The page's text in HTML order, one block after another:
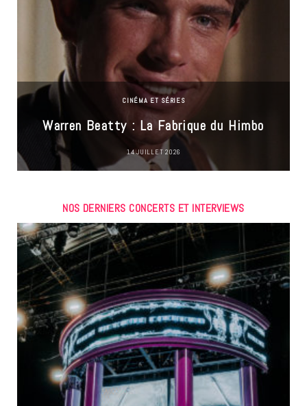
CINÉMA ET SÉRIES
Warren Beatty : La Fabrique du Himbo
14 JUILLET 2026
NOS DERNIERS CONCERTS ET INTERVIEWS